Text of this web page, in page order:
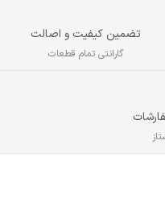
تضمین کیفیت و اصالت
گارانتی تمام قطعات